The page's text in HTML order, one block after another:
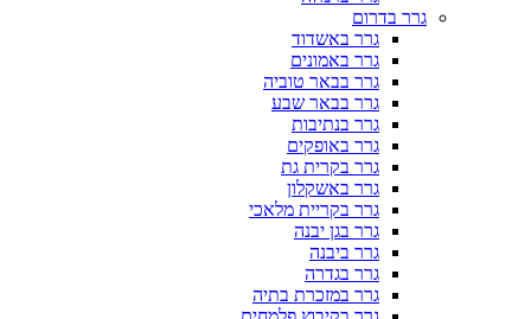
גרר בדרום
גרר באשדוד
גרר באמונים
גרר בבאר טוביה
גרר בבאר שבע
גרר בנתיבות
גרר באופקים
גרר בקרית גת
גרר באשקלון
גרר בקריית מלאכי
גרר בגן יבנה
גרר ביבנה
גרר בגדרה
גרר במזכרת בתיה